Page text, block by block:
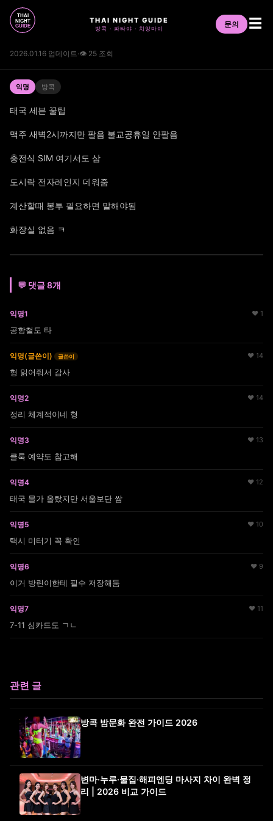
THAI NIGHT GUIDE
방콕 · 파타야 · 치앙마이 문의 ☰
2026.01.16 업데이트·👁 25 조회
익명 방콕
태국 세븐 꿀팁
맥주 새벽2시까지만 팔음 불교공휴일 안팔음
충전식 SIM 여기서도 삼
도시락 전자레인지 데워줌
계산할때 봉투 필요하면 말해야됨
화장실 없음 ㅋ
💬 댓글 8개
익명1 ♥ 1
공항철도 타
익명(글쓴이) 글쓴이 ♥ 14
형 읽어줘서 감사
익명2 ♥ 14
정리 체계적이네 형
익명3 ♥ 13
클룩 예약도 참고해
익명4 ♥ 12
태국 물가 올랐지만 서울보단 쌈
익명5 ♥ 10
택시 미터기 꼭 확인
익명6 ♥ 9
이거 방린이한테 필수 저장해둠
익명7 ♥ 11
7-11 심카드도 ㄱㄴ
관련 글
방콕 밤문화 완전 가이드 2026
변마·누루·물집·해피엔딩 마사지 차이 완벽 정
리 | 2026 비교 가이드